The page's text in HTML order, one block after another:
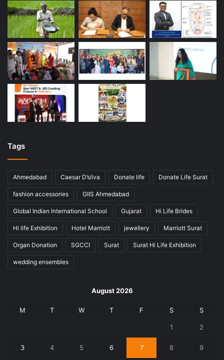
Tags
Ahmedabad Caesar D’silva Donate life Donate Life Surat
fashion accessories GIIS Ahmedabad
Global Indian International School Gujarat Hi Life Brides
Hi life Exhibition Hotel Marriott jewellery Marriott Surat
Organ Donation SGCCI Surat Surat Hi Life Exhibition
wedding ensembles
August 2026
M T W T F S S
1 2
3 4 5 6 7 8 9